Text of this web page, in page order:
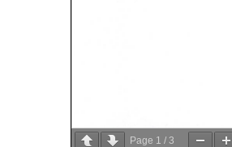
Page 1 / 3